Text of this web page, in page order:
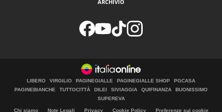
ARCHIVIO
LIBERO VIRGILIO PAGINEGIALLE PAGINEGIALLE SHOP
PGCASA
PAGINEBIANCHE
TUTTOCITTÀ DILEI SIVIAGGIA QUIFINANZA
BUONISSIMO
SUPEREVA
Chi siamo Note Legali Privacy Cookie Policy Preferenze sui cookie